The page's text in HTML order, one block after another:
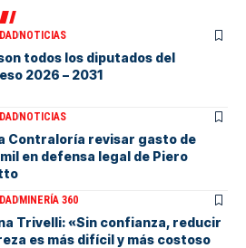
NOTICIAS
todos los diputados del
2026 – 2031
NOTICIAS
Contraloría revisar gasto de
en defensa legal de Piero
MINERÍA 360
Trivelli: «Sin confianza, reducir
es más difícil y más costoso